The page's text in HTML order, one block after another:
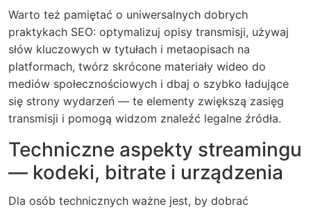
Warto też pamiętać o uniwersalnych dobrych
praktykach SEO: optymalizuj opisy transmisji, używaj
słów kluczowych w tytułach i metaopisach na
platformach, twórz skrócone materiały wideo do
mediów społecznościowych i dbaj o szybko ładujące
się strony wydarzeń — te elementy zwiększą zasięg
transmisji i pomogą widzom znaleźć legalne źródła.
Techniczne aspekty streamingu
— kodeki, bitrate i urządzenia
Dla osób technicznych ważne jest, by dobrać